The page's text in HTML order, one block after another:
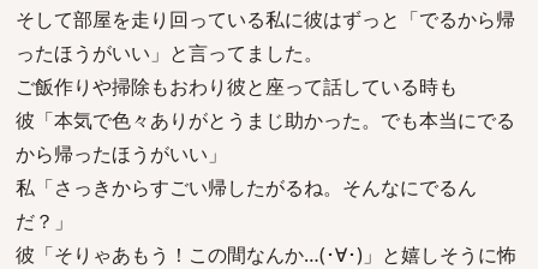
そして部屋を走り回っている私に彼はずっと「でるから帰
ったほうがいい」と言ってました。
ご飯作りや掃除もおわり彼と座って話している時も
彼「本気で色々ありがとうまじ助かった。でも本当にでる
から帰ったほうがいい」
私「さっきからすごい帰したがるね。そんなにでるん
だ？」
彼「そりゃあもう！この間なんか…(･∀･)」と嬉しそうに怖